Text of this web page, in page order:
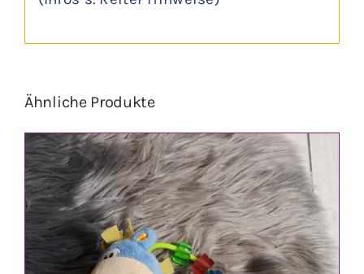
Ähnliche Produkte